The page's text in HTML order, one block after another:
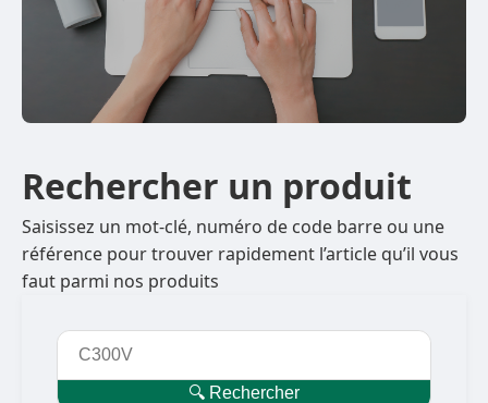
Rechercher un produit
Saisissez un mot-clé, numéro de code barre ou une
référence pour trouver rapidement l’article qu’il vous
faut parmi nos produits
🔍 Rechercher